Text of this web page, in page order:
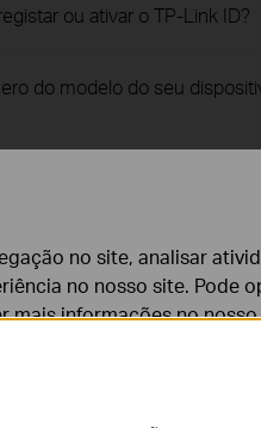
ou ativar o TP-Link ID?
do modelo do seu
Tapo/Kasa Geofencing
Tapo devices via Alexa app
3DS ao comprar a
no site, analisar
no nosso site. Pode
mais informações no nosso
do website e não